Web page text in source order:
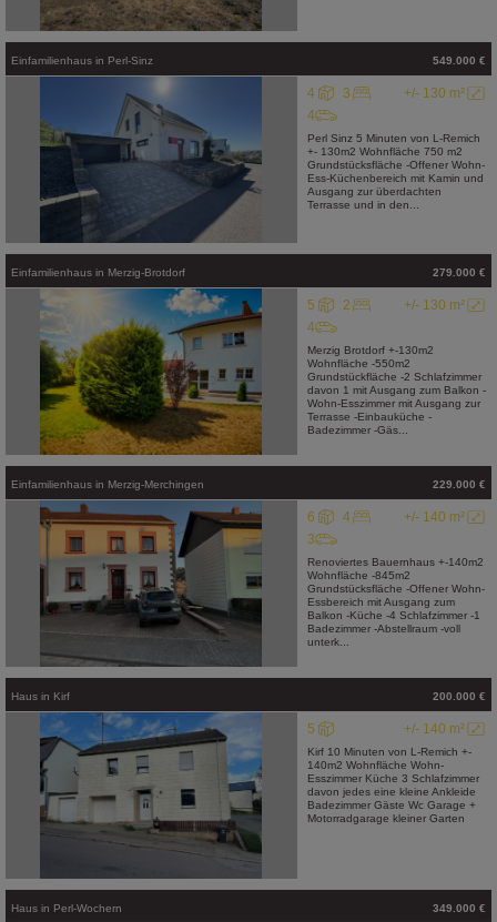
Einfamilienhaus in Perl-Sinz 549.000 €
+/- 130 m²
4
3
4
Perl Sinz 5 Minuten von L-Remich
+- 130m2 Wohnfläche 750 m2
Grundstücksfläche -Offener Wohn-
Ess-Küchenbereich mit Kamin und
Ausgang zur überdachten
Terrasse und in den...
Einfamilienhaus in Merzig-Brotdorf 279.000 €
+/- 130 m²
5
2
4
Merzig Brotdorf +-130m2
Wohnfläche -550m2
Grundstückfläche -2 Schlafzimmer
davon 1 mit Ausgang zum Balkon -
Wohn-Esszimmer mit Ausgang zur
Terrasse -Einbauküche -
Badezimmer -Gäs...
Einfamilienhaus in Merzig-Merchingen 229.000 €
+/- 140 m²
6
4
3
Renoviertes Bauernhaus +-140m2
Wohnfläche -845m2
Grundstücksfläche -Offener Wohn-
Essbereich mit Ausgang zum
Balkon -Küche -4 Schlafzimmer -1
Badezimmer -Abstellraum -voll
unterk...
Haus in Kirf 200.000 €
+/- 140 m²
5
Kirf 10 Minuten von L-Remich +-
140m2 Wohnfläche Wohn-
Esszimmer Küche 3 Schlafzimmer
davon jedes eine kleine Ankleide
Badezimmer Gäste Wc Garage +
Motorradgarage kleiner Garten
Haus in Perl-Wochern 349.000 €